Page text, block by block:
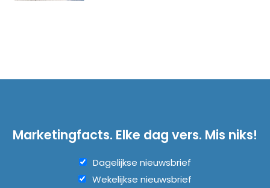
Marketingfacts. Elke dag vers. Mis niks!
Dagelijkse nieuwsbrief
Wekelijkse nieuwsbrief